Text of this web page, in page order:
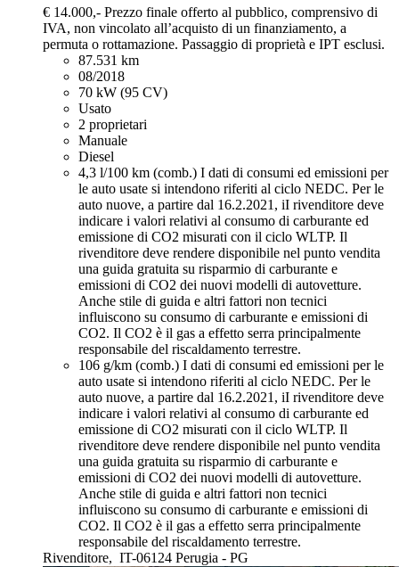
€ 14.000,- Prezzo finale offerto al pubblico, comprensivo di
IVA, non vincolato all’acquisto di un finanziamento, a
permuta o rottamazione. Passaggio di proprietà e IPT esclusi.
87.531 km
08/2018
70 kW (95 CV)
Usato
2 proprietari
Manuale
Diesel
4,3 l/100 km (comb.) I dati di consumi ed emissioni per
le auto usate si intendono riferiti al ciclo NEDC. Per le
auto nuove, a partire dal 16.2.2021, iI rivenditore deve
indicare i valori relativi al consumo di carburante ed
emissione di CO2 misurati con il ciclo WLTP. Il
rivenditore deve rendere disponibile nel punto vendita
una guida gratuita su risparmio di carburante e
emissioni di CO2 dei nuovi modelli di autovetture.
Anche stile di guida e altri fattori non tecnici
influiscono su consumo di carburante e emissioni di
CO2. Il CO2 è il gas a effetto serra principalmente
responsabile del riscaldamento terrestre.
106 g/km (comb.) I dati di consumi ed emissioni per le
auto usate si intendono riferiti al ciclo NEDC. Per le
auto nuove, a partire dal 16.2.2021, iI rivenditore deve
indicare i valori relativi al consumo di carburante ed
emissione di CO2 misurati con il ciclo WLTP. Il
rivenditore deve rendere disponibile nel punto vendita
una guida gratuita su risparmio di carburante e
emissioni di CO2 dei nuovi modelli di autovetture.
Anche stile di guida e altri fattori non tecnici
influiscono su consumo di carburante e emissioni di
CO2. Il CO2 è il gas a effetto serra principalmente
responsabile del riscaldamento terrestre.
Rivenditore, IT-06124 Perugia - PG